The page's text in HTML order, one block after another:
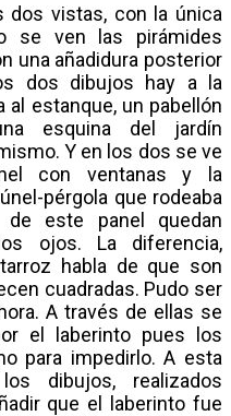
dos vistas, con la única
se ven las pirámides
una añadidura posterior
dos dibujos hay a la
al estanque, un pabellón
esquina del jardín
Y en los dos se ve
con ventanas y la
pérgola que rodeaba
de este panel quedan
ojos. La diferencia,
habla de que son
cuadradas. Pudo ser
A través de ellas se
el laberinto pues los
para impedirlo. A esta
dibujos, realizados
que el laberinto fue